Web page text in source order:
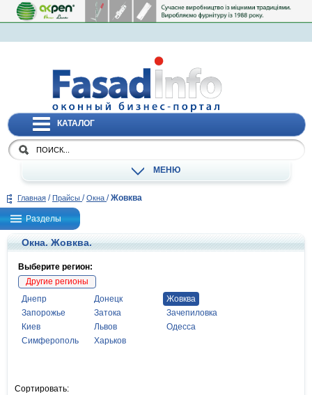
КАТАЛОГ
МЕНЮ
Главная / Прайсы / Окна / Жовква
Разделы
Окна. Жовква.
Выберите регион:
Другие регионы
Днепр
Донецк
Жовква
Запорожье
Затока
Зачепиловка
Киев
Львов
Одесса
Симферополь
Харьков
Сортировать: